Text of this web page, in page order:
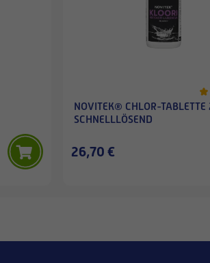
NOVITEK® CHLOR-TABLETTE
SCHNELLLÖSEND
26,70 €